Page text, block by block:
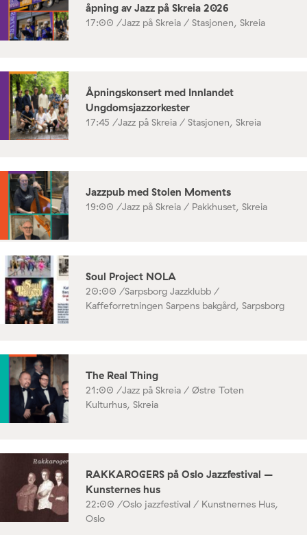
åpning av Jazz på Skreia 2026
17:00 /Jazz på Skreia / Stasjonen, Skreia
Åpningskonsert med Innlandet
Ungdomsjazzorkester
17:45 /Jazz på Skreia / Stasjonen, Skreia
Jazzpub med Stolen Moments
19:00 /Jazz på Skreia / Pakkhuset, Skreia
Soul Project NOLA
20:00 /Sarpsborg Jazzklubb /
Kaffeforretningen Sarpens bakgård, Sarpsborg
The Real Thing
21:00 /Jazz på Skreia / Østre Toten
Kulturhus, Skreia
RAKKAROGERS på Oslo Jazzfestival –
Kunsternes hus
22:00 /Oslo jazzfestival / Kunstnernes Hus,
Oslo